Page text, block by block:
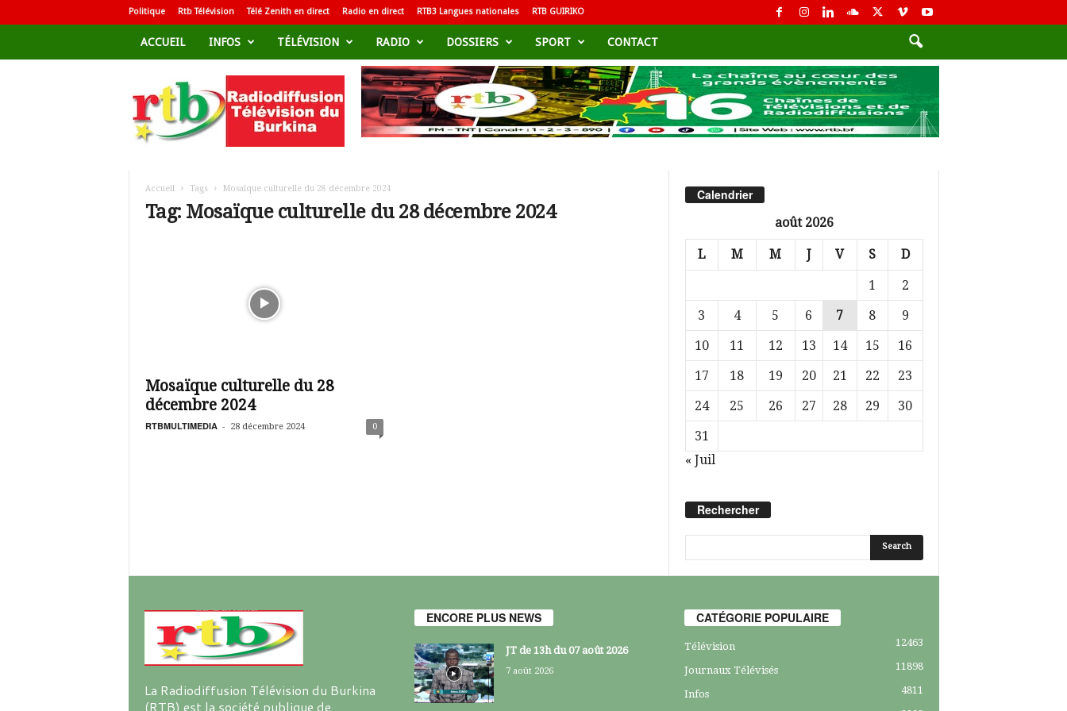
Politique Rtb Télévision Télé Zenith en direct Radio en direct RTB3 Langues nationales RTB GUIRIKO
ACCUEIL INFOS TÉLÉVISION RADIO DOSSIERS SPORT CONTACT
d
i
i
Accueil Tags Mosaïque culturelle du 28 décembre 2024
Tag: Mosaïque culturelle du 28 décembre 2024
Mosaïque culturelle du 28
décembre 2024
RTBMULTIMEDIA - 28 décembre 2024 0
Calendrier
août 2026
L M M J V S D
1
2
3
4 5 6 7 8
9
10
11 12 13 14 15
16
17
18 19 20 21 22
23
24
25 26 27 28 29
30
31
« Juil
Rechercher
La Radiodiffusion Télévision du Burkina
(RTB) est la société publique de
ENCORE PLUS NEWS
JT de 13h du 07 août 2026
7 août 2026
CATÉGORIE POPULAIRE
Télévision 12463
Journaux Télévisés 11898
Infos
4811